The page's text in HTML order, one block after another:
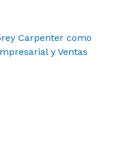
Carpenter como
y Ventas